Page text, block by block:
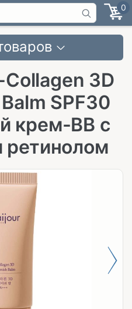
0
3D
SPF30
крем-ВВ с
ретинолом